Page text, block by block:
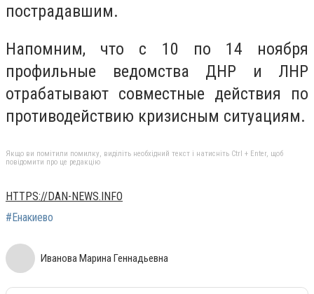
пострадавшим.
Напомним, что с 10 по 14 ноября
профильные ведомства ДНР и ЛНР
отрабатывают совместные действия по
противодействию кризисным ситуациям.
Якщо ви помітили помилку, виділіть необхідний текст і натисніть Ctrl + Enter, щоб
повідомити про це редакцію
HTTPS://DAN-NEWS.INFO
#Енакиево
Иванова Марина Геннадьевна